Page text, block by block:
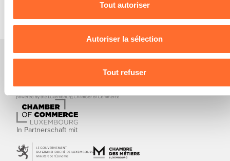
des cookieset notrePolitique de protection des données
Tout autoriser
Autoriser la sélection
Tout refuser
In Partnerschaft mit